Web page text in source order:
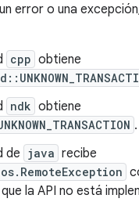
error o una
cpp obtiene
ndk obtiene
.
de java recibe
la API no está